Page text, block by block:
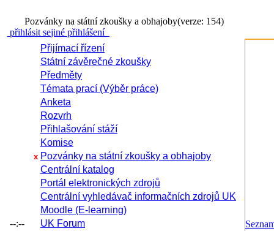
Pozvánky na státní zkoušky a obhajoby(verze: 154)
přihlásit sejiné přihlášení
--:--
Přijímací řízení
Státní závěrečné zkoušky
Předměty
Témata prací (Výběr práce)
Anketa
Rozvrh
Přihlašování stáží
Komise
x Pozvánky na státní zkoušky a obhajoby
Centrální katalog
Portál elektronických zdrojů
Centrální vyhledávač informačních zdrojů UK
Moodle (E-learning)
UK Forum